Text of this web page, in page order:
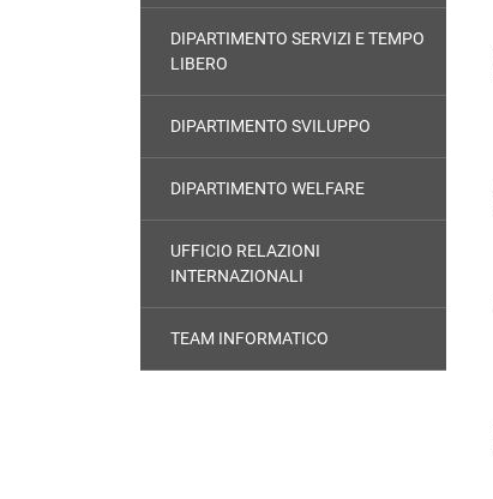
DIPARTIMENTO SERVIZI E TEMPO
LIBERO
DIPARTIMENTO SVILUPPO
DIPARTIMENTO WELFARE
UFFICIO RELAZIONI
INTERNAZIONALI
TEAM INFORMATICO